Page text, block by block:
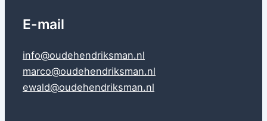
E-mail
info@oudehendriksman.nl
marco@oudehendriksman.nl
ewald@oudehendriksman.nl